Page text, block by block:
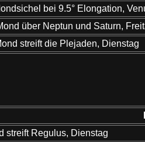
bei 9.5° Elongation,
über Neptun und Saturn,
streift die Plejaden, Dienstag
streift Regulus, Dienstag